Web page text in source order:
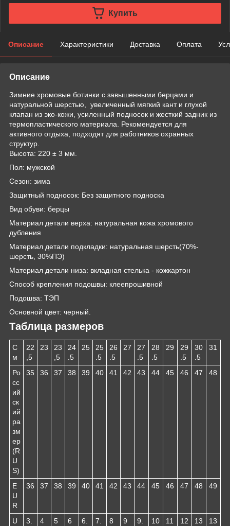
Купить
Описание Характеристики Доставка Оплата
Описание
Зимние хромовые ботинки с завышенными берцами и
натуральной шерстью, увеличенный мягкий кант и глухой
клапан из эко-кожи, усиленный подносок и жесткий задник из
термопластического материала. Рекомендуется для
активного отдыха, подходят для работников охранных
структур.
Высота: 220 ± 3 мм.
Пол: мужской
Сезон: зима
Защитный подносок: Без защитного подноска
Вид обуви: берцы
Материал детали верха: натуральная кожа хромового
дубления
Материал детали подкладки: натуральная шерсть(70%-
шерсть, 30%ПЭ)
Материал детали низа: вкладная стелька - кожкартон
Способ крепления подошвы: клеепрошивной
Подошва: ТЭП
Основной цвет: черный.
Таблица размеров
С
м
22
,5
23
23
,5
24
.5
25
25
.5
26
.5
27
27
.5
28
.5
29
29
.5
30
.5
31
Ро
сс
ий
ск
ий
ра
зм
ер
(R
U
S)
35 36 37 38 39 40 41 42 43 44 45 46 47 48
E
U
R
36 37 38 39 40 41 42 43 44 45 46 47 48 49
U
3.
4 5 6
6.
7.
8 9
9.
10
11
12 13
13